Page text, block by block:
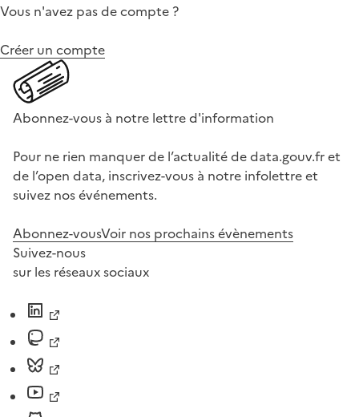
Vous n'avez pas de compte ?
Créer un compte
Abonnez-vous à notre lettre d'information
Pour ne rien manquer de l’actualité de data.gouv.fr et
de l’open data, inscrivez-vous à notre infolettre et
suivez nos événements.
Abonnez-vousVoir nos prochains évènements
Suivez-nous
sur les réseaux sociaux